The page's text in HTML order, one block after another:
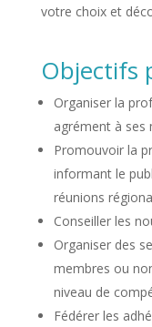
votre choix et
Objectifs
Organiser la
agrément à ses
Promouvoir la
informant le
réunions
Conseiller les
Organiser des
membres ou
niveau de
Fédérer les